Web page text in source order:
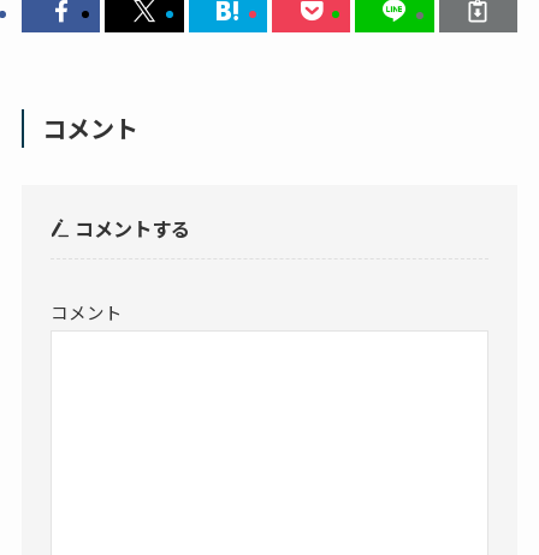
コメント
コメントする
コメント